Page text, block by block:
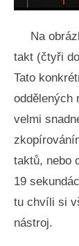
Na
takt (čtyři
Tato
oddělených
velmi
taktů, nebo
19
tu chvíli si
nástroj.